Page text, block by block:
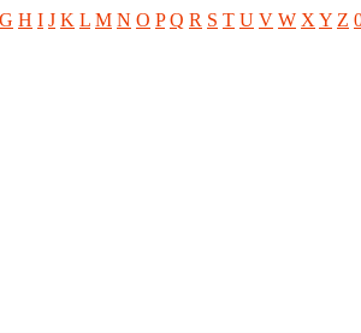
G H I J K L M N O P Q R S T U V W X Y Z